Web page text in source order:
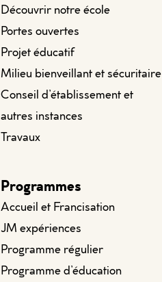
Découvrir notre école
Portes ouvertes
Projet éducatif
Milieu bienveillant et sécuritaire
Conseil d’établissement et
autres instances
Travaux
Programmes
Accueil et Francisation
JM expériences
Programme régulier
Programme d’éducation